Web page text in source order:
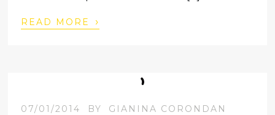
READ MORE ›
07/01/2014 BY GIANINA CORONDAN